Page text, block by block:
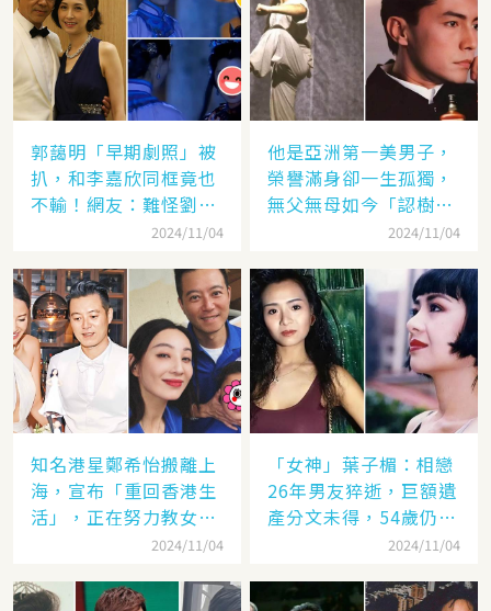
郭藹明「早期劇照」被
扒，和李嘉欣同框竟也
不輸！網友：難怪劉青
2024/11/04
他是亞洲第一美男子，
榮譽滿身卻一生孤獨，
無父無母如今「認樹為
祖父母」：太凄涼2024/11/04
知名港星鄭希怡搬離上
海，宣布「重回香港生
活」，正在努力教女兒
2024/11/04
「女神」葉子楣：相戀
26年男友猝逝，巨額遺
產分文未得，54歲仍單
2024/11/04